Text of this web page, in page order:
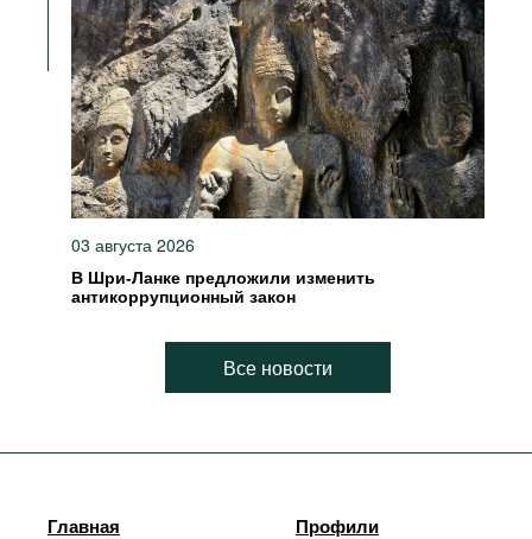
03 августа 2026
В Шри-Ланке предложили изменить
антикоррупционный закон
Все новости
Главная Профили